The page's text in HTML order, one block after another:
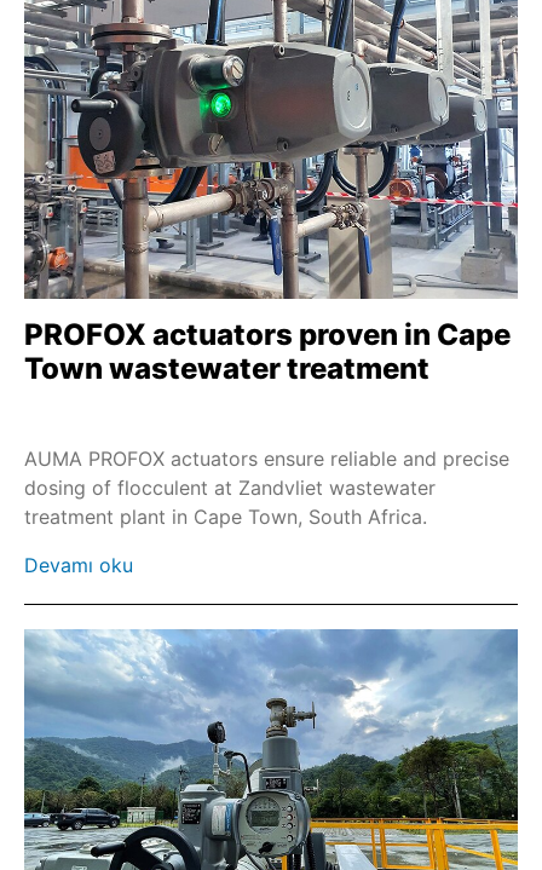
PROFOX actuators proven in Cape
Town wastewater treatment
AUMA PROFOX actuators ensure reliable and precise
dosing of flocculent at Zandvliet wastewater
treatment plant in Cape Town, South Africa.
Devamı oku